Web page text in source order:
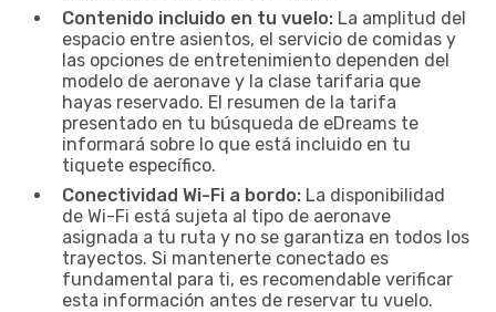
Contenido incluido en tu vuelo: La amplitud del
espacio entre asientos, el servicio de comidas y
las opciones de entretenimiento dependen del
modelo de aeronave y la clase tarifaria que
hayas reservado. El resumen de la tarifa
presentado en tu búsqueda de eDreams te
informará sobre lo que está incluido en tu
tiquete específico.
Conectividad Wi-Fi a bordo: La disponibilidad
de Wi-Fi está sujeta al tipo de aeronave
asignada a tu ruta y no se garantiza en todos los
trayectos. Si mantenerte conectado es
fundamental para ti, es recomendable verificar
esta información antes de reservar tu vuelo.